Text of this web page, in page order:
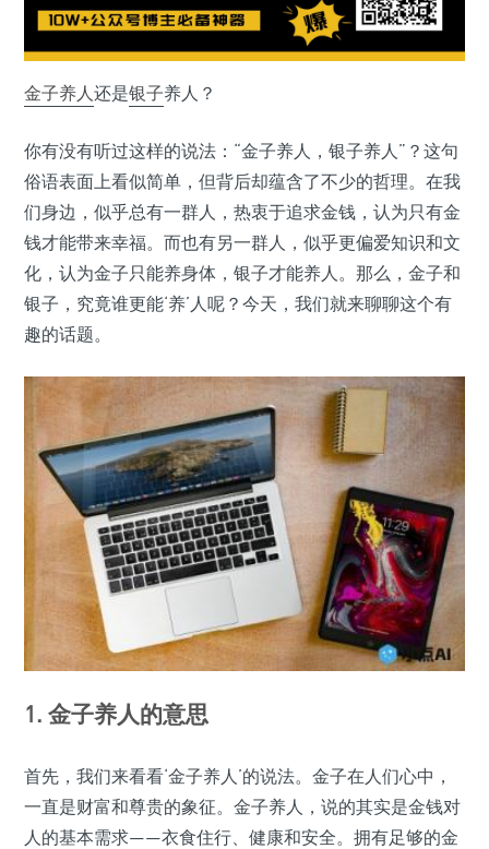
金子养人还是银子养人？
你有没有听过这样的说法：“金子养人，银子养人”？这句
俗语表面上看似简单，但背后却蕴含了不少的哲理。在我
们身边，似乎总有一群人，热衷于追求金钱，认为只有金
钱才能带来幸福。而也有另一群人，似乎更偏爱知识和文
化，认为金子只能养身体，银子才能养人。那么，金子和
银子，究竟谁更能‘养’人呢？今天，我们就来聊聊这个有
趣的话题。
1. 金子养人的意思
首先，我们来看看‘金子养人’的说法。金子在人们心中，
一直是财富和尊贵的象征。金子养人，说的其实是金钱对
人的基本需求——衣食住行、健康和安全。拥有足够的金